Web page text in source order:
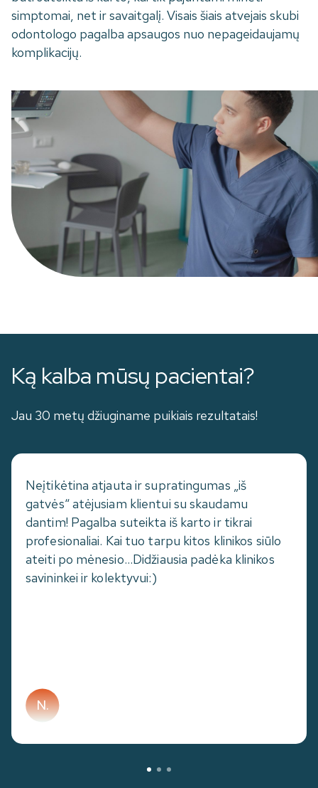
simptomai, net ir savaitgalį. Visais šiais atvejais skubi
odontologo pagalba apsaugos nuo nepageidaujamų
komplikacijų.
Ką kalba mūsų pacientai?
Jau 30 metų džiuginame puikiais rezultatais!
Neįtikėtina atjauta ir supratingumas „iš
gatvės“ atėjusiam klientui su skaudamu
dantim! Pagalba suteikta iš karto ir tikrai
profesionaliai. Kai tuo tarpu kitos klinikos siūlo
ateiti po mėnesio...Didžiausia padėka klinikos
savininkei ir kolektyvui:)
N.